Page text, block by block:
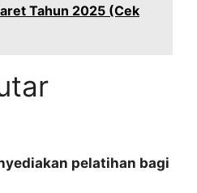
Tahun 2025 (Cek
pelatihan bagi